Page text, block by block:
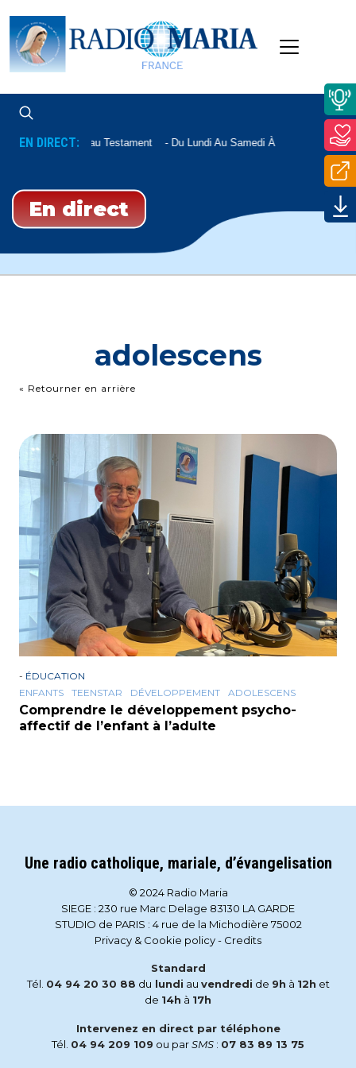
EN DIRECT:Nouveau Testament Du Lundi Au Samedi À 12h15, Le Mardi
En direct
adolescens
« Retourner en arrière
- ÉDUCATION
ENFANTS
TEENSTAR DÉVELOPPEMENT ADOLESCENS
Comprendre le développement psycho-
affectif de l’enfant à l’adulte
Une radio catholique, mariale, d’évangelisation
© 2024 Radio Maria
SIEGE : 230 rue Marc Delage 83130 LA GARDE
STUDIO de PARIS : 4 rue de la Michodière 75002
Privacy & Cookie policy- Credits
Standard
Tél. 04 94 20 30 88 du lundi au vendredi de 9h à 12h et
de 14h à 17h
Intervenez en direct par téléphone
Tél. 04 94 209 109 ou parSMS : 07 83 89 13 75